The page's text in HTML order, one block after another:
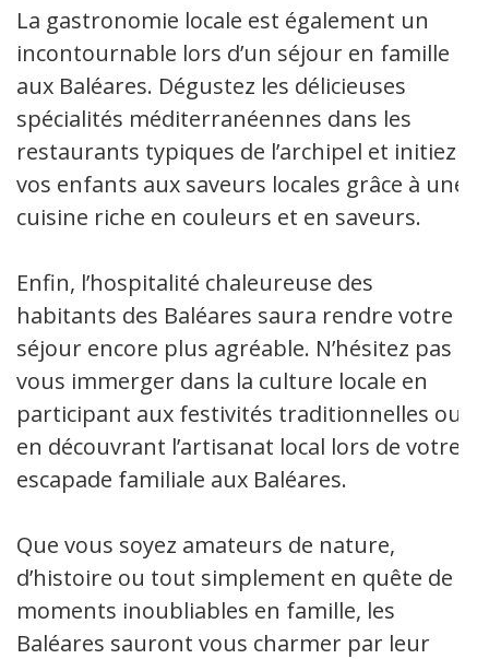
La gastronomie locale est également un
incontournable lors d’un séjour en famille
aux Baléares. Dégustez les délicieuses
spécialités méditerranéennes dans les
restaurants typiques de l’archipel et initiez
vos enfants aux saveurs locales grâce à une
cuisine riche en couleurs et en saveurs.
Enfin, l’hospitalité chaleureuse des
habitants des Baléares saura rendre votre
séjour encore plus agréable. N’hésitez pas à
vous immerger dans la culture locale en
participant aux festivités traditionnelles ou
en découvrant l’artisanat local lors de votre
escapade familiale aux Baléares.
Que vous soyez amateurs de nature,
d’histoire ou tout simplement en quête de
moments inoubliables en famille, les
Baléares sauront vous charmer par leur